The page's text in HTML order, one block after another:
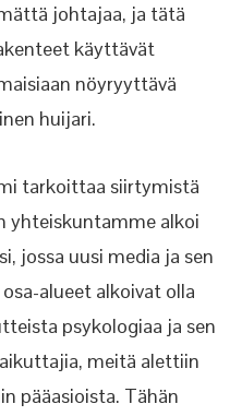
johtajaa, ja tätä
käyttävät
nöyryyttävä
huijari.
tarkoittaa siirtymistä
yhteiskuntamme alkoi
jossa uusi media ja sen
alueet alkoivat olla
psykologiaa ja sen
meitä alettiin
pääasioista. Tähän